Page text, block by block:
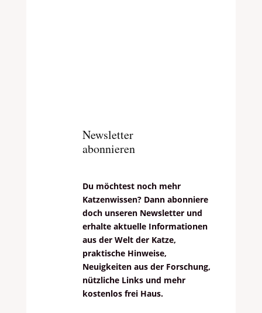
Newsletter
abonnieren
Du möchtest noch mehr
Katzenwissen? Dann abonniere
doch unseren Newsletter und
erhalte aktuelle Informationen
aus der Welt der Katze,
praktische Hinweise,
Neuigkeiten aus der Forschung,
nützliche Links und mehr
kostenlos frei Haus.